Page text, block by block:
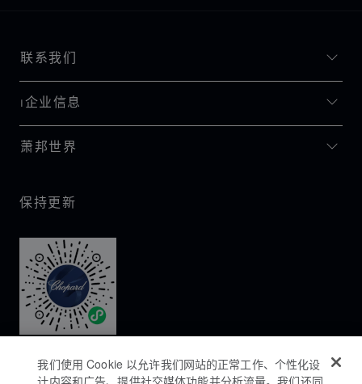
联系我们
I企业信息
萧邦世界
保持更新
我们使用 Cookie 以允许我们网站的正常工作、个性化设
计内容和广告、提供社交媒体功能并分析流量。我们还同